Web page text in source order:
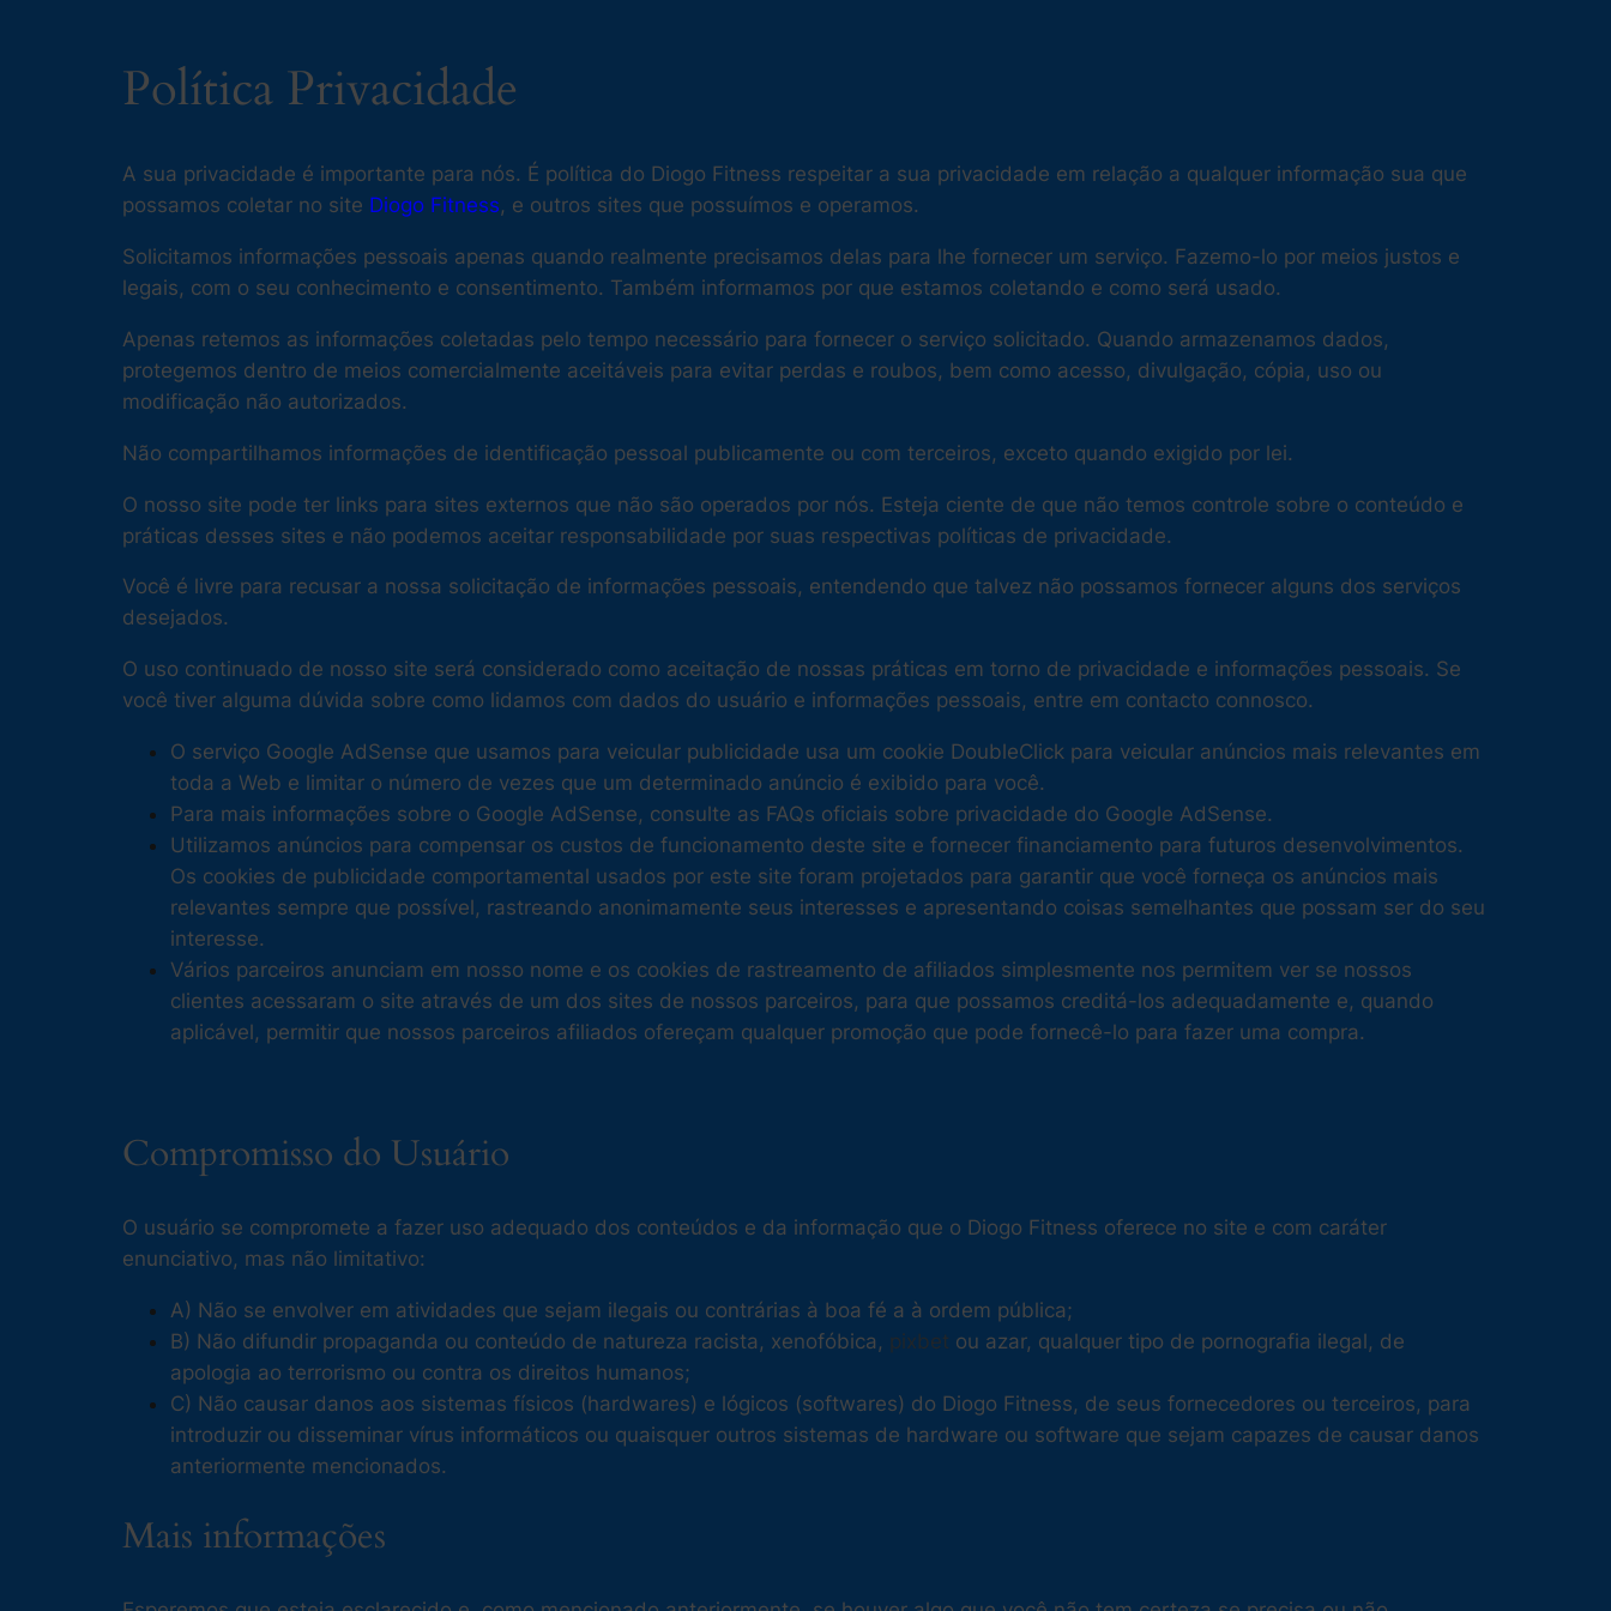
Política Privacidade
A sua privacidade é importante para nós. É política do Diogo Fitness respeitar a sua privacidade em relação a qualquer informação sua que
possamos coletar no site Diogo Fitness, e outros sites que possuímos e operamos.
Solicitamos informações pessoais apenas quando realmente precisamos delas para lhe fornecer um serviço. Fazemo-lo por meios justos e
legais, com o seu conhecimento e consentimento. Também informamos por que estamos coletando e como será usado.
Apenas retemos as informações coletadas pelo tempo necessário para fornecer o serviço solicitado. Quando armazenamos dados,
protegemos dentro de meios comercialmente aceitáveis ​​para evitar perdas e roubos, bem como acesso, divulgação, cópia, uso ou
modificação não autorizados.
Não compartilhamos informações de identificação pessoal publicamente ou com terceiros, exceto quando exigido por lei.
O nosso site pode ter links para sites externos que não são operados por nós. Esteja ciente de que não temos controle sobre o conteúdo e
práticas desses sites e não podemos aceitar responsabilidade por suas respectivas políticas de privacidade.
Você é livre para recusar a nossa solicitação de informações pessoais, entendendo que talvez não possamos fornecer alguns dos serviços
desejados.
O uso continuado de nosso site será considerado como aceitação de nossas práticas em torno de privacidade e informações pessoais. Se
você tiver alguma dúvida sobre como lidamos com dados do usuário e informações pessoais, entre em contacto connosco.
O serviço Google AdSense que usamos para veicular publicidade usa um cookie DoubleClick para veicular anúncios mais relevantes em
toda a Web e limitar o número de vezes que um determinado anúncio é exibido para você.
Para mais informações sobre o Google AdSense, consulte as FAQs oficiais sobre privacidade do Google AdSense.
Utilizamos anúncios para compensar os custos de funcionamento deste site e fornecer financiamento para futuros desenvolvimentos.
Os cookies de publicidade comportamental usados ​​por este site foram projetados para garantir que você forneça os anúncios mais
relevantes sempre que possível, rastreando anonimamente seus interesses e apresentando coisas semelhantes que possam ser do seu
interesse.
Vários parceiros anunciam em nosso nome e os cookies de rastreamento de afiliados simplesmente nos permitem ver se nossos
clientes acessaram o site através de um dos sites de nossos parceiros, para que possamos creditá-los adequadamente e, quando
aplicável, permitir que nossos parceiros afiliados ofereçam qualquer promoção que pode fornecê-lo para fazer uma compra.
Compromisso do Usuário
O usuário se compromete a fazer uso adequado dos conteúdos e da informação que o Diogo Fitness oferece no site e com caráter
enunciativo, mas não limitativo:
A) Não se envolver em atividades que sejam ilegais ou contrárias à boa fé a à ordem pública;
B) Não difundir propaganda ou conteúdo de natureza racista, xenofóbica, pixbet ou azar, qualquer tipo de pornografia ilegal, de
apologia ao terrorismo ou contra os direitos humanos;
C) Não causar danos aos sistemas físicos (hardwares) e lógicos (softwares) do Diogo Fitness, de seus fornecedores ou terceiros, para
introduzir ou disseminar vírus informáticos ou quaisquer outros sistemas de hardware ou software que sejam capazes de causar danos
anteriormente mencionados.
Mais informações